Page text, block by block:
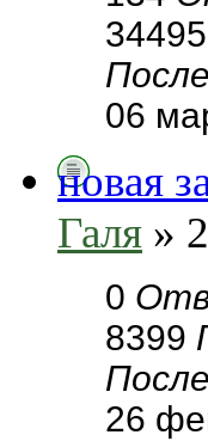
34495
06
новая
Галя »
0
8399
26